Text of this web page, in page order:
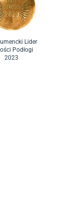
Lider
Podłogi
2023